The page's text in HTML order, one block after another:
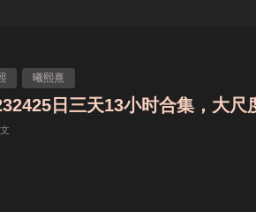
曦熙熹
日三天13小时合集，大